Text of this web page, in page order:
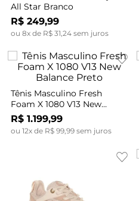
All Star Branco
R$ 249,99
ou 8x de R$ 31 24sem juros
Tênis Masculino Fresh
Foam X 1080 V13 New
Balance Preto
R$ 1.199,99
ou 12x de R$ 99,99sem juros